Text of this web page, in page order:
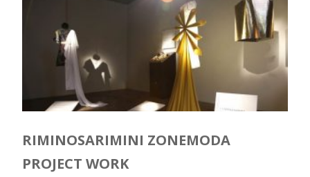
RIMINOSARIMINI ZONEMODA
PROJECT WORK